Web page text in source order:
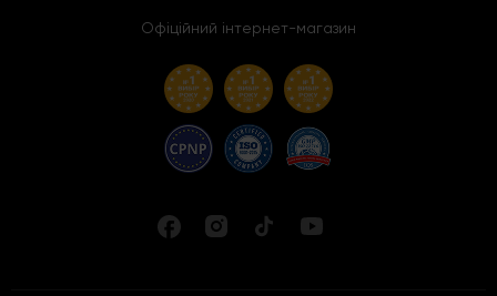
Офіційний інтернет-магазин